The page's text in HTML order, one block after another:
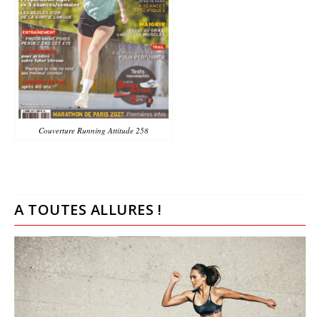
Couverture Running Attitude 258
A TOUTES ALLURES !